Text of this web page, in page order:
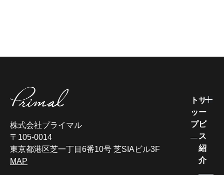
株式会社プライマル
〒105-0014
東京都港区芝一丁目6番10号 芝SIAビル3F
MAP
ト
ッ
プ
サ
ー
ビ
ス
紹
介